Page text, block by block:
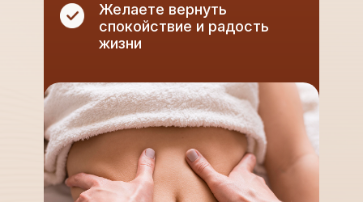
Желаете вернуть
спокойствие и радость
жизни